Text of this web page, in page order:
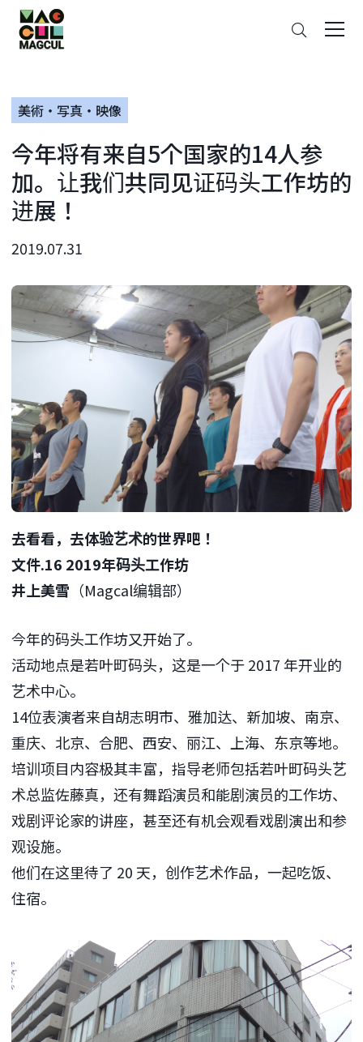
ン
テ
ン
に
ス
ッ
プ
美術・写真・映像
今年将有来自5个国家的14人参
加。让我们共同见证码头工作坊的
进展！
2019.07.31
去看看，去体验艺术的世界吧！
文件.16 2019年码头工作坊
井上美雪 （Magcal编辑部）
今年的码头工作坊又开始了。
活动地点是若叶町码头，这是一个于 2017 年开业的
艺术中心。
14位表演者来自胡志明市、雅加达、新加坡、南京、
重庆、北京、合肥、西安、丽江、上海、东京等地。
培训项目内容极其丰富，指导老师包括若叶町码头艺
术总监佐藤真，还有舞蹈演员和能剧演员的工作坊、
戏剧评论家的讲座，甚至还有机会观看戏剧演出和参
观设施。
他们在这里待了 20 天，创作艺术作品，一起吃饭、
住宿。